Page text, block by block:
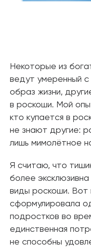
Некоторые из
ведут умеренный с
образ жизни,
в роскоши. Мой
кто купается в
не знают другие:
лишь мимолётное
Я считаю, что
более
виды роскоши. Вот
сформулировала
подростков во
единственная
не способны